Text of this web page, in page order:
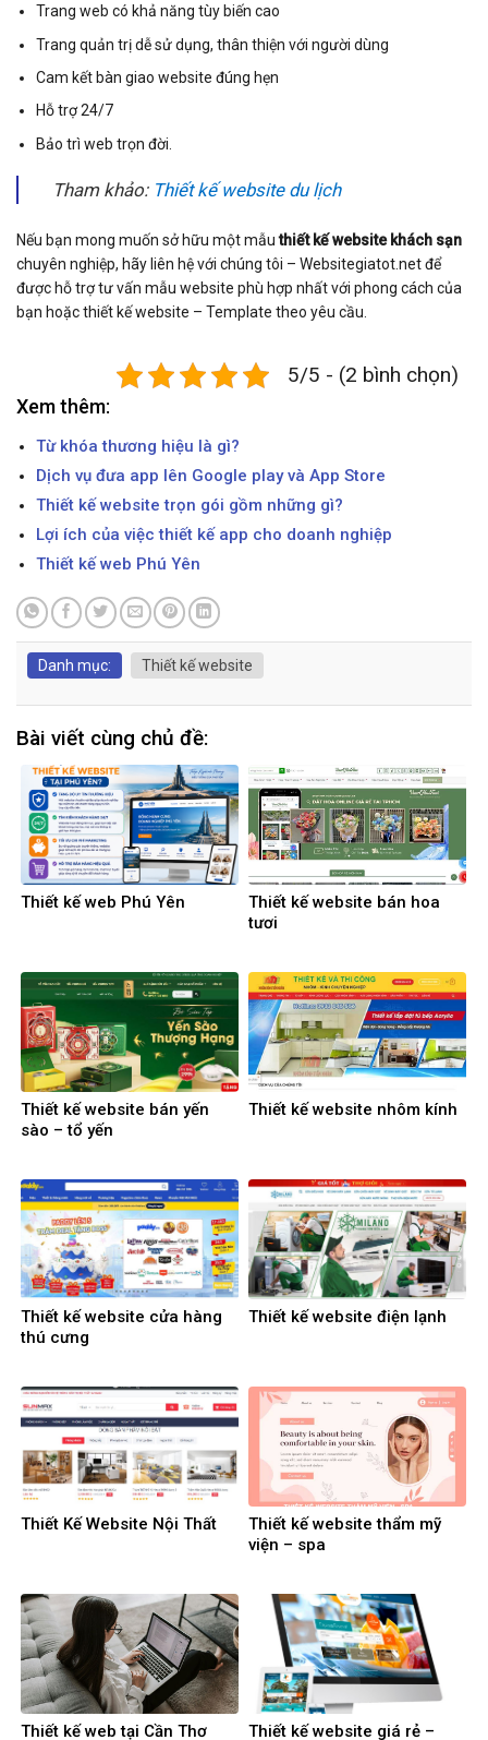
Trang web có khả năng tùy biến cao
Trang quản trị dễ sử dụng, thân thiện với người dùng
Cam kết bàn giao website đúng hẹn
Hỗ trợ 24/7
Bảo trì web trọn đời.
Tham khảo: Thiết kế website du lịch
Nếu bạn mong muốn sở hữu một mẫuthiết kế website khách sạn
chuyên nghiệp, hãy liên hệ với chúng tôi – Websitegiatot.net để
được hỗ trợ tư vấn mẫu website phù hợp nhất với phong cách của
bạn hoặc thiết kế website – Template theo yêu cầu.
5/5 - (2 bình chọn)
Xem thêm:
Từ khóa thương hiệu là gì?
Dịch vụ đưa app lên Google play và App Store
Thiết kế website trọn gói gồm những gì?
Lợi ích của việc thiết kế app cho doanh nghiệp
Thiết kế web Phú Yên
Danh mục: Thiết kế website
Bài viết cùng chủ đề:
Thiết kế web Phú Yên
Thiết kế website bán hoa
tươi
Thiết kế website bán yến
sào – tổ yến
Thiết kế website nhôm kính
Thiết kế website cửa hàng
thú cưng
Thiết kế website điện lạnh
Thiết Kế Website Nội Thất
Thiết kế website thẩm mỹ
viện – spa
Thiết kế web tại Cần Thơ Thiết kế website giá rẻ –